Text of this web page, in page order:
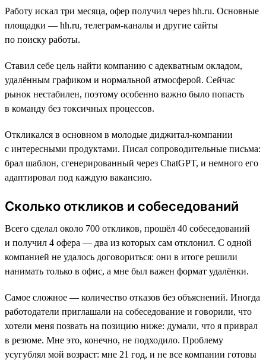
Работу искал три месяца, офер получил через hh.ru. Основные
площадки — hh.ru, телеграм-каналы и другие сайты
по поиску работы.
Ставил себе цель найти компанию с адекватным окладом,
удалённым графиком и нормальной атмосферой. Сейчас
рынок нестабилен, поэтому особенно важно было попасть
в команду без токсичных процессов.
Откликался в основном в молодые диджитал-компании
с интересными продуктами. Писал сопроводительные письма:
брал шаблон, сгенерированный через ChatGPT, и немного его
адаптировал под каждую вакансию.
Сколько откликов и собеседований
Всего сделал около 700 откликов, прошёл 40 собеседований
и получил 4 офера — два из которых сам отклонил. С одной
компанией не удалось договориться: они в итоге решили
нанимать только в офис, а мне был важен формат удалёнки.
Самое сложное — количество отказов без объяснений. Иногда
работодатели приглашали на собеседование и говорили, что
хотели меня позвать на позицию ниже: думали, что я приврал
в резюме. Мне это, конечно, не подходило. Проблему
усугублял мой возраст: мне 21 год, и не все компании готовы